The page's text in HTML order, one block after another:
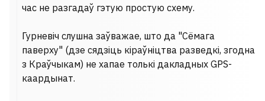
час не разгадаў гэтую простую схему.
Гурневіч слушна заўважае, што да "Сёмага
паверху" (дзе сядзіць кіраўніцтва разведкі, згодна
з Краўчыкам) не хапае толькі дакладных GPS-
каардынат.